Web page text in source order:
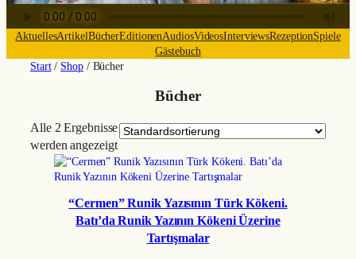
AktuellesArtikelBücherEditionenAudiosVideosInterviewsRezeptionSpiele
Gästebuch
Start/ Shop/ Bücher
Bücher
Alle 2 Ergebnisse
werden angezeigt
“Cermen” Runik Yazısının Türk Kökeni.
Batı’da Runik Yazının Kökeni Üzerine
Tartışmalar